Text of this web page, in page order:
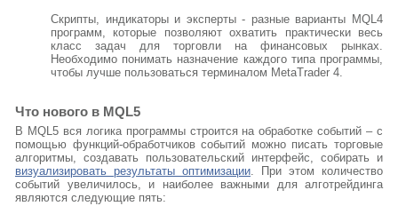
Скрипты, индикаторы и эксперты - разные варианты MQL4
программ, которые позволяют охватить практически весь
класс задач для торговли на финансовых рынках.
Необходимо понимать назначение каждого типа программы,
чтобы лучше пользоваться терминалом MetaTrader 4.
Что нового в MQL5
В MQL5 вся логика программы строится на обработке событий – с
помощью функций-обработчиков событий можно писать торговые
алгоритмы, создавать пользовательский интерфейс, собирать и
визуализировать результаты оптимизации . При этом количество
событий увеличилось, и наиболее важными для алготрейдинга
являются следующие пять: